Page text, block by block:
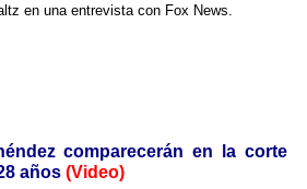
en una entrevista con Fox News.
comparecerán en la corte
años(Video)